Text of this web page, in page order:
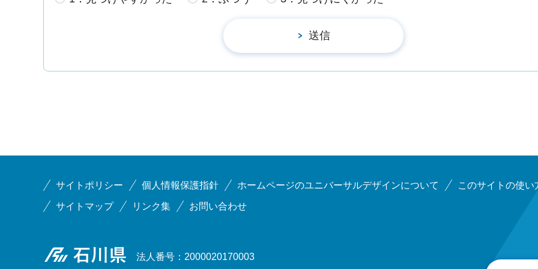
サイトポリシー 個人情報保護指針 ホームページのユニバーサルデザインについて このサイトの使い
サイトマップ リンク集 お問い合わせ
石川県 法人番号：2000020170003